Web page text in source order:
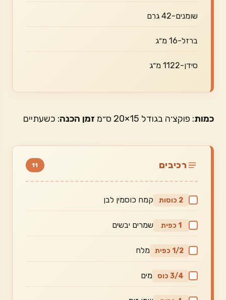
שומנים-42 גרם
ברזל-16 מ״ג
סידן-1122 מ״ג
כמות: פוקצ׳ה בגודל 15×20 ס״מ זמן הכנה: כשעתיים
רכיבים 11
2 כוסות קמח כוסמין לבן
1 כפית שמרים יבשים
1/2 כפית מלח
3/4 כוס מים